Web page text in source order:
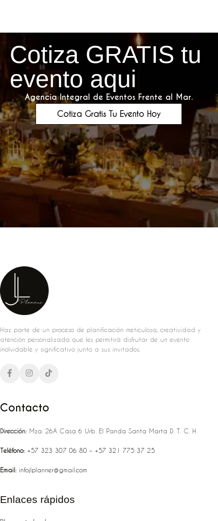
Cotiza GRATIS tu
evento aqui
Agencia Integral de Eventos Frente al Mar.
Cotiza Gratis Tu Evento Hoy
Haz parte de un proceso de planificación meticulosa, creatividad y
atención personalizada que les permitirá disfrutar de un evento
inolvidable y significativo junto a sus invitados.
Contacto
Dirección: Mza. 26A Casa 6 Urb. El Panda Santa Marta D. T. C. H
Teléfono: ‪‪‪+57 323 307 06 80‬‬‬ – +57 321 775 37 25
Email: infojlplanner@gmail.com
Enlaces rápidos